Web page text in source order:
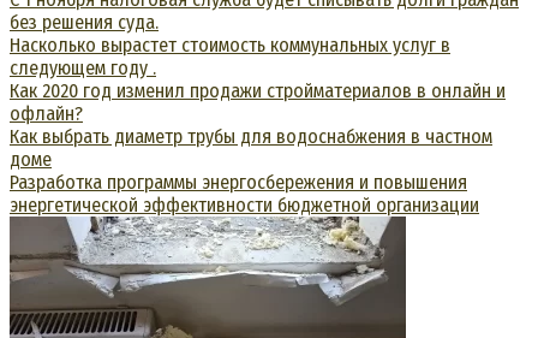
без решения суда.
Насколько вырастет стоимость коммунальных услуг в
следующем году .
Как 2020 год изменил продажи стройматериалов в онлайн и
офлайн?
Как выбрать диаметр трубы для водоснабжения в частном
доме
Разработка программы энергосбережения и повышения
энергетической эффективности бюджетной организации